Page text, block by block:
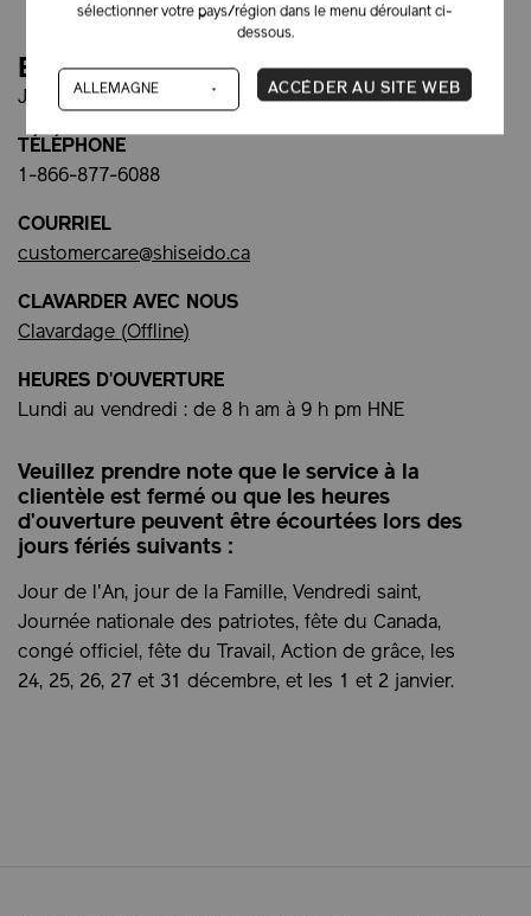
Besoin d'aide?
Joindre le service à la clientèle :
TÉLÉPHONE
1-866-877-6088
COURRIEL
customercare@shiseido.ca
CLAVARDER AVEC NOUS
Clavardage (Offline)
HEURES D'OUVERTURE
Lundi au vendredi : de 8 h am à 9 h pm HNE
Veuillez prendre note que le service à la
clientèle est fermé ou que les heures
d'ouverture peuvent être écourtées lors des
jours fériés suivants :
Jour de l'An, jour de la Famille, Vendredi saint,
Journée nationale des patriotes, fête du Canada,
congé officiel, fête du Travail, Action de grâce, les
24, 25, 26, 27 et 31 décembre, et les 1 et 2 janvier.
sélectionner votre pays/région dans le menu déroulant ci-
dessous.
ACCÉDER AU SITE WEB